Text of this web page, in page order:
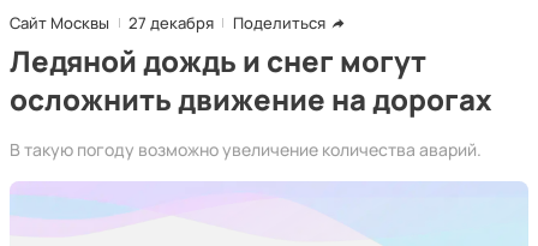
Сайт Москвы 27 декабря Поделиться
Ледяной дождь и снег могут
осложнить движение на дорогах
В такую погоду возможно увеличение количества аварий.